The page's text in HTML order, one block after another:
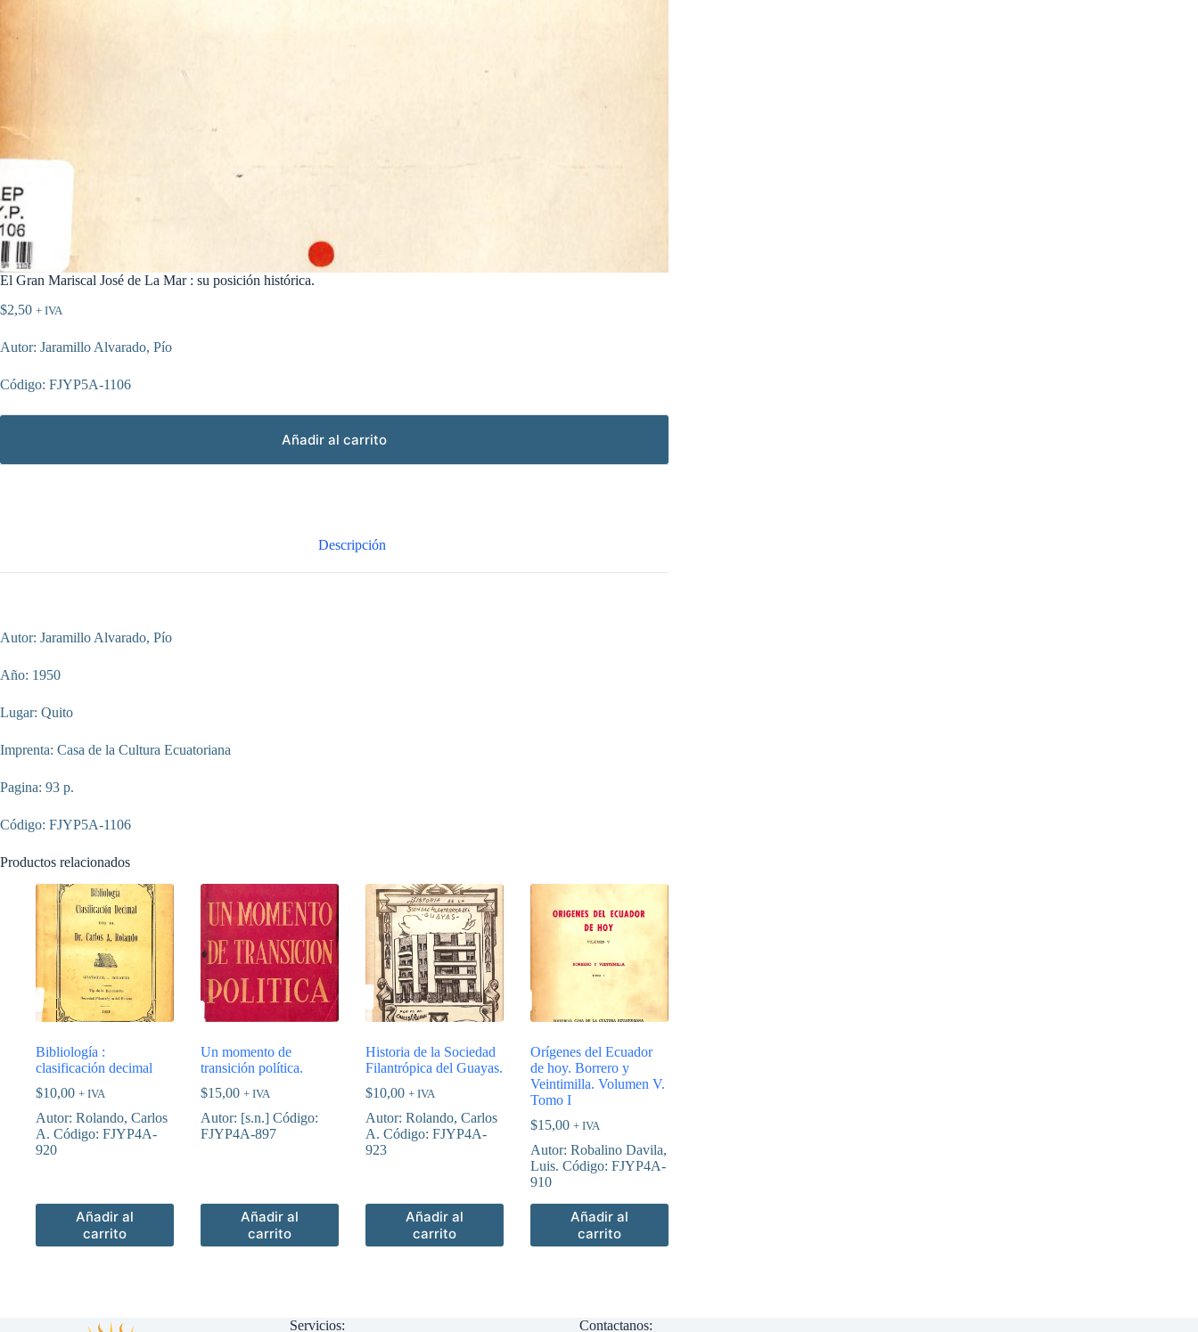
El Gran Mariscal José de La Mar : su posición histórica.
$2,50 + IVA
Autor: Jaramillo Alvarado, Pío
Código: FJYP5A-1106
Añadir al carrito
Descripción
Autor: Jaramillo Alvarado, Pío
Año: 1950
Lugar: Quito
Imprenta: Casa de la Cultura Ecuatoriana
Pagina: 93 p.
Código: FJYP5A-1106
Productos relacionados
Bibliología :
clasificación decimal
$10,00 + IVA
Autor: Rolando, Carlos
A. Código: FJYP4A-
920
Añadir al
carrito
Un momento de
transición política.
$15,00 + IVA
Autor: [s.n.] Código:
FJYP4A-897
Añadir al
carrito
Historia de la Sociedad
Filantrópica del Guayas.
$10,00 + IVA
Autor: Rolando, Carlos
A. Código: FJYP4A-
923
Añadir al
carrito
Orígenes del Ecuador
de hoy. Borrero y
Veintimilla. Volumen V.
Tomo I
$15,00 + IVA
Autor: Robalino Davila,
Luis. Código: FJYP4A-
910
Añadir al
carrito
Servicios: Contactanos: